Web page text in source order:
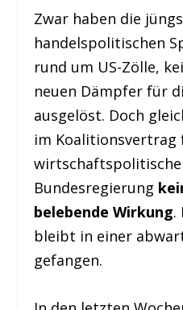
Zwar haben die
handelspolitischen
rund um US-Zölle,
neuen Dämpfer für
ausgelöst. Doch
im
Bundesregierung
belebende Wirkung.
bleibt in einer
gefangen.